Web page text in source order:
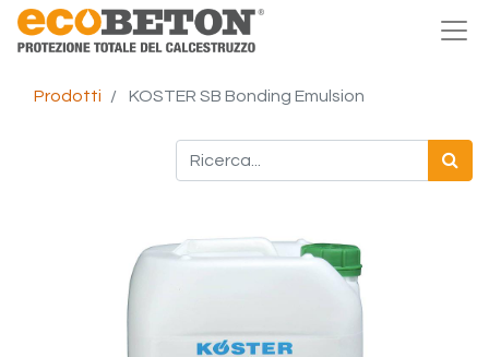
Prodotti KOSTER SB Bonding Emulsion